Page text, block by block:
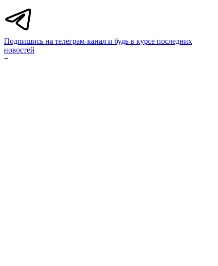
Подпишись на телеграм-канал и будь в курсе последних
новостей
+